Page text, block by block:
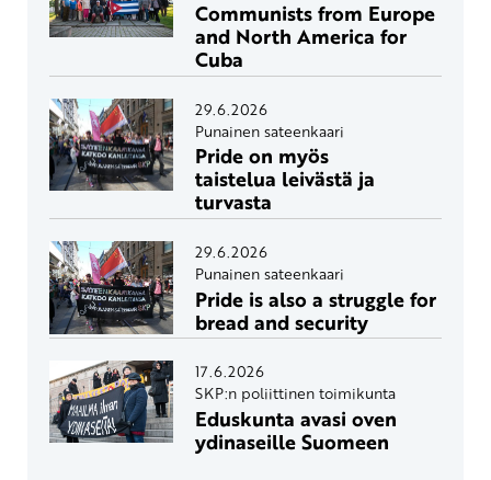
Communists from Europe
and North America for
Cuba
29.6.2026
Punainen sateenkaari
Pride on myös
taistelua leivästä ja
turvasta
29.6.2026
Punainen sateenkaari
Pride is also a struggle for
bread and security
17.6.2026
SKP:n poliittinen toimikunta
Eduskunta avasi oven
ydinaseille Suomeen